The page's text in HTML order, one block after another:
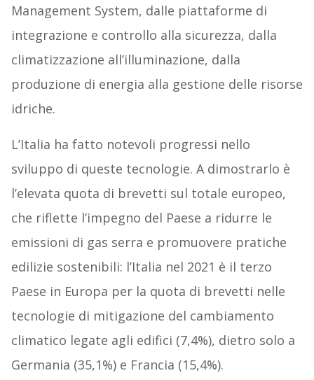
Management System, dalle piattaforme di
integrazione e controllo alla sicurezza, dalla
climatizzazione all’illuminazione, dalla
produzione di energia alla gestione delle risorse
idriche.
L’Italia ha fatto notevoli progressi nello
sviluppo di queste tecnologie. A dimostrarlo è
l’elevata quota di brevetti sul totale europeo,
che riflette l’impegno del Paese a ridurre le
emissioni di gas serra e promuovere pratiche
edilizie sostenibili: l’Italia nel 2021 è il terzo
Paese in Europa per la quota di brevetti nelle
tecnologie di mitigazione del cambiamento
climatico legate agli edifici (7,4%), dietro solo a
Germania (35,1%) e Francia (15,4%).